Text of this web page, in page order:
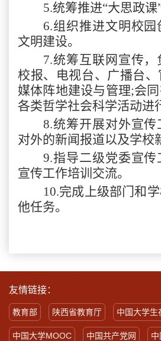
5.统筹推进“大思政课
6.组织推进文明校
文明建设。
7.统筹互联网宣传，
校报、电视台、广播台
媒体阵地建设与管理;会
各类哲学社会科学活动进
8.统筹开展对外宣传
对外的新闻报道以及学校
9.指导二级党委宣
宣传工作培训交流。
10.完成上级部门和
他任务。
友情链接：
教育部 陕西省教育厅 中国大学生
中国大学MOOC 中国共产党网 中